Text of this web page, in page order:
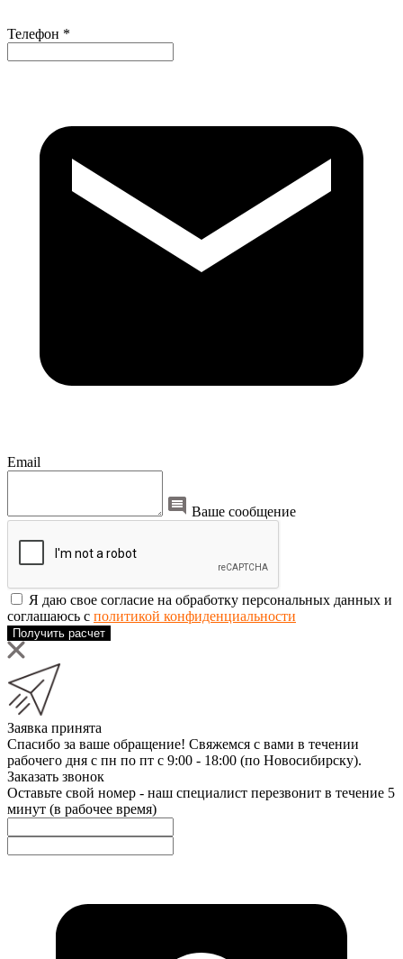
Телефон *
Email
Ваше сообщение
Я даю свое согласие на обработку персональных данных и
соглашаюсь с политикой конфиденциальности
Получить расчет
Заявка принята
Спасибо за ваше обращение! Свяжемся с вами в течении
рабочего дня с пн по пт с 9:00 - 18:00 (по Новосибирску).
Заказать звонок
Оставьте свой номер - наш специалист перезвонит в течение 5
минут (в рабочее время)